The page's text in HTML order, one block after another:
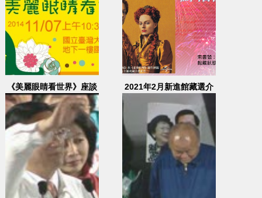
《美麗眼睛看世界》座談
會
2021年2月新進館藏選介